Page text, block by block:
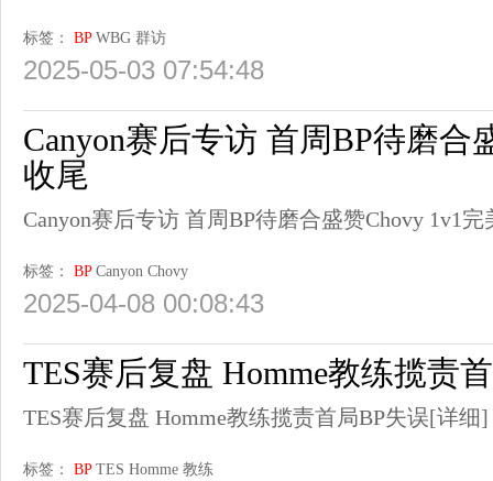
标签： BP WBG 群访
2025-05-03 07:54:48
Canyon赛后专访 首周BP待磨合
收尾
Canyon赛后专访 首周BP待磨合盛赞Chovy 1v1完
标签： BP Canyon Chovy
2025-04-08 00:08:43
TES赛后复盘 Homme教练揽责
TES赛后复盘 Homme教练揽责首局BP失误[详细]
标签： BP TES Homme 教练